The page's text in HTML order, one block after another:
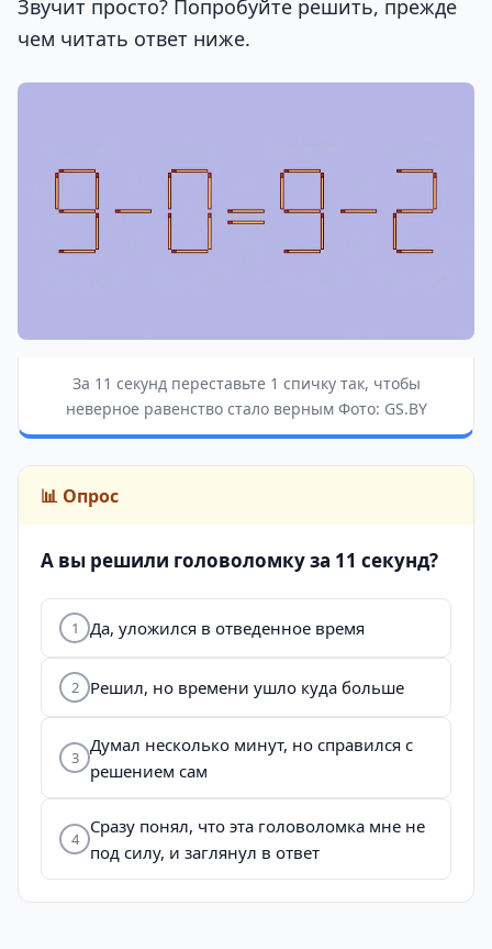
Звучит просто? Попробуйте решить, прежде
чем читать ответ ниже.
За 11 секунд переставьте 1 спичку так, чтобы
неверное равенство стало верным Фото: GS.BY
📊 Опрос
А вы решили головоломку за 11 секунд?
1 Да, уложился в отведенное время
2 Решил, но времени ушло куда больше
3
Думал несколько минут, но справился с
решением сам
4
Сразу понял, что эта головоломка мне не
под силу, и заглянул в ответ